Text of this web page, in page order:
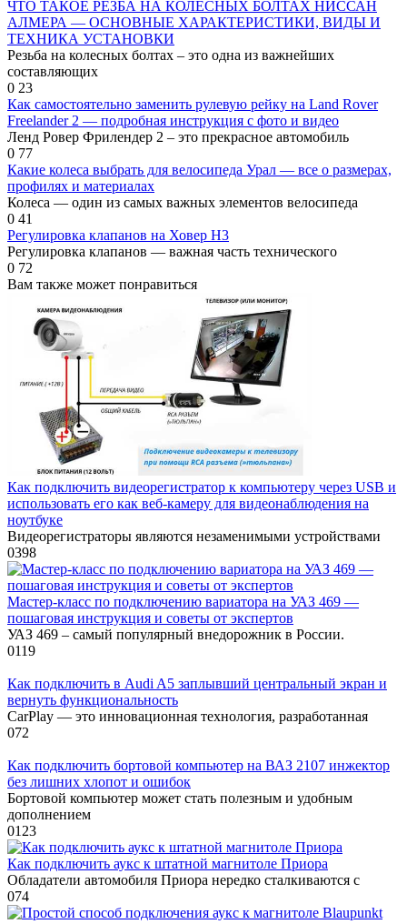
ЧТО ТАКОЕ РЕЗБА НА КОЛЕСНЫХ БОЛТАХ НИССАН
АЛМЕРА — ОСНОВНЫЕ ХАРАКТЕРИСТИКИ, ВИДЫ И
ТЕХНИКА УСТАНОВКИ
Резьба на колесных болтах – это одна из важнейших
составляющих
0 23
Как самостоятельно заменить рулевую рейку на Land Rover
Freelander 2 — подробная инструкция с фото и видео
Ленд Ровер Фрилендер 2 – это прекрасное автомобиль
0 77
Какие колеса выбрать для велосипеда Урал — все о размерах,
профилях и материалах
Колеса — один из самых важных элементов велосипеда
0 41
Регулировка клапанов на Ховер Н3
Регулировка клапанов — важная часть технического
0 72
Вам также может понравиться
Как подключить видеорегистратор к компьютеру через USB и
использовать его как веб-камеру для видеонаблюдения на
ноутбуке
Видеорегистраторы являются незаменимыми устройствами
0398
Мастер-класс по подключению вариатора на УАЗ 469 —
пошаговая инструкция и советы от экспертов
УАЗ 469 – самый популярный внедорожник в России.
0119
Как подключить в Audi A5 заплывший центральный экран и
вернуть функциональность
CarPlay — это инновационная технология, разработанная
072
Как подключить бортовой компьютер на ВАЗ 2107 инжектор
без лишних хлопот и ошибок
Бортовой компьютер может стать полезным и удобным
дополнением
0123
Как подключить аукс к штатной магнитоле Приора
Обладатели автомобиля Приора нередко сталкиваются с
074